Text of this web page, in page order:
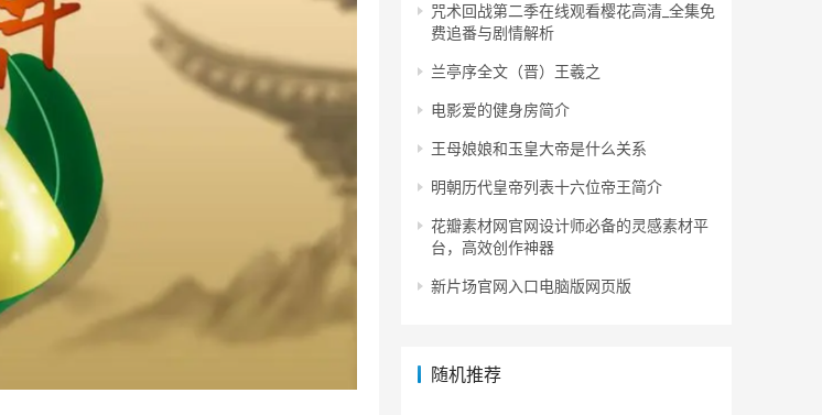
咒术回战第二季在线观看樱花高清_全集免
费追番与剧情解析
兰亭序全文（晋）王羲之
电影爱的健身房简介
王母娘娘和玉皇大帝是什么关系
明朝历代皇帝列表十六位帝王简介
花瓣素材网官网设计师必备的灵感素材平
台，高效创作神器
新片场官网入口电脑版网页版
随机推荐